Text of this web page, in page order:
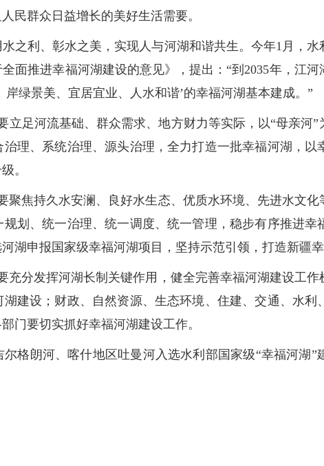
民群众日益增长的美好生活需要。
利、彰水之美，实现人与河湖和谐共生。今年1月，水
面推进幸福河湖建设的意见》，提出：“到2035年，江
绿景美、宜居宜业、人水和谐’的幸福河湖基本建成。”
足河流基础、群众需求、地方财力等实际，以“母亲河”
理、系统治理、源头治理，全力打造一批幸福河湖，
。
焦持久水安澜、良好水生态、优质水环境、先进水文化
划、统一治理、统一调度、统一管理，稳步有序推进
湖申报国家级幸福河湖项目，坚持示范引领，打造新疆幸
分发挥河湖长制关键作用，健全完善幸福河湖建设工作
建设；财政、自然资源、生态环境、住建、交通、水利
门要切实抓好幸福河湖建设工作。
朗河、喀什地区吐曼河入选水利部国家级“幸福河湖”